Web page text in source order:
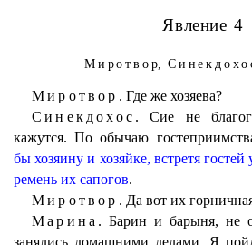
Явление 4
Миротвор,
Миротвор. Где же хозяева?
Синекдохос. Сие не
кажутся. По обычаю
бы хозяину и хозяйке, встретя
ремень их сапогов.
Миротвор. Да вот их
Марина. Барин и барыня, не
занялись домашними делами. Я